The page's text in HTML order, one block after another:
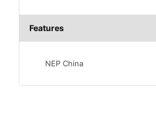
Features
NEP China